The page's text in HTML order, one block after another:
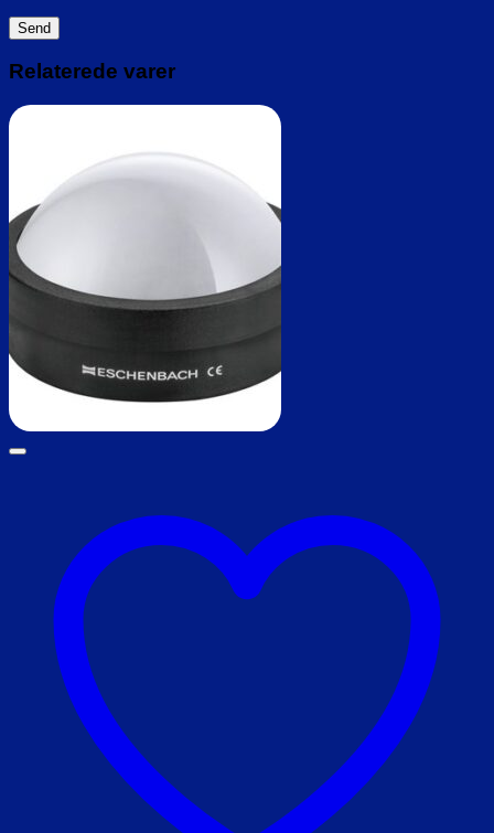
Relaterede varer